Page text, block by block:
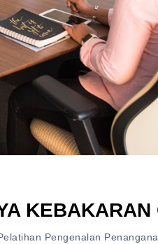
KEBAKARAN
Pengenalan